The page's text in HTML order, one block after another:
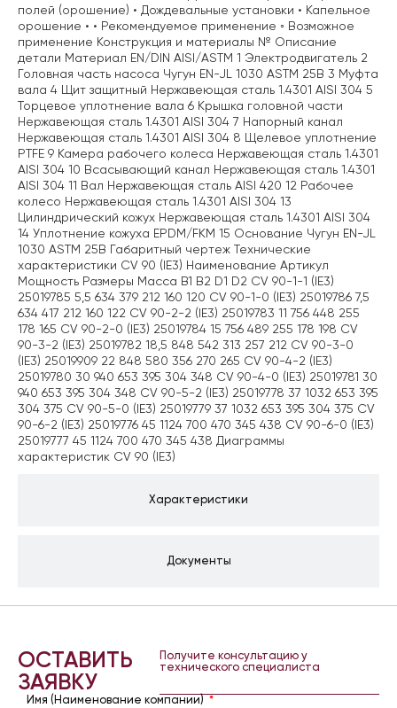
Характеристики
Документы
полей (орошение) • Дождевальные установки • Капельное
орошение • • Рекомендуемое применение ◦ Возможное
применение Конструкция и материалы № Описание
детали Материал EN/DIN AISI/ASTM 1 Электродвигатель 2
Головная часть насоса Чугун EN-JL 1030 ASTM 25B 3 Муфта
вала 4 Щит защитный Нержавеющая сталь 1.4301 AISI 304 5
Торцевое уплотнение вала 6 Крышка головной части
Нержавеющая сталь 1.4301 AISI 304 7 Напорный канал
Нержавеющая сталь 1.4301 AISI 304 8 Щелевое уплотнение
PTFE 9 Камера рабочего колеса Нержавеющая сталь 1.4301
AISI 304 10 Всасывающий канал Нержавеющая сталь 1.4301
AISI 304 11 Вал Нержавеющая сталь AISI 420 12 Рабочее
колесо Нержавеющая сталь 1.4301 AISI 304 13
Цилиндрический кожух Нержавеющая сталь 1.4301 AISI 304
14 Уплотнение кожуха EPDM/FKM 15 Основание Чугун EN-JL
1030 ASTM 25B Габаритный чертеж Технические
характеристики CV 90 (IE3) Наименование Артикул
Мощность Размеры Масса B1 B2 D1 D2 CV 90-1-1 (IE3)
25019785 5,5 634 379 212 160 120 CV 90-1-0 (IE3) 25019786 7,5
634 417 212 160 122 CV 90-2-2 (IE3) 25019783 11 756 448 255
178 165 CV 90-2-0 (IE3) 25019784 15 756 489 255 178 198 CV
90-3-2 (IE3) 25019782 18,5 848 542 313 257 212 CV 90-3-0
(IE3) 25019909 22 848 580 356 270 265 CV 90-4-2 (IE3)
25019780 30 940 653 395 304 348 CV 90-4-0 (IE3) 25019781 30
940 653 395 304 348 CV 90-5-2 (IE3) 25019778 37 1032 653 395
304 375 CV 90-5-0 (IE3) 25019779 37 1032 653 395 304 375 CV
90-6-2 (IE3) 25019776 45 1124 700 470 345 438 CV 90-6-0 (IE3)
25019777 45 1124 700 470 345 438 Диаграммы
характеристик CV 90 (IE3)
ОСТАВИТЬ
ЗАЯВКУ
Получите консультацию у
технического специалиста
Имя (Наименование компании)